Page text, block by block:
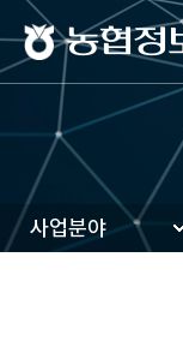
농협정
사업분야